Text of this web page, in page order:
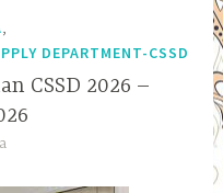
DEPARTMENT-CSSD
CSSD 2026 –